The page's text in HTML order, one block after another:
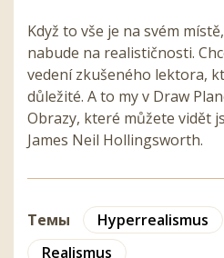
Když to vše je na svém
nabude na realističnosti.
vedení zkušeného lektora,
důležité. A to my v Draw
Obrazy, které můžete vidět
James Neil Hollingsworth.
Темы Hyperrealismus
Realismus